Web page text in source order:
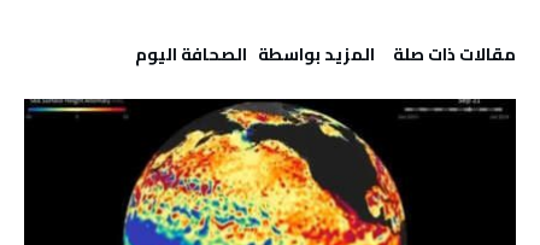
‫مقالات ذات صلة‬ ‫‫المزيد بواسطة‬ ‬ ‭ ‬الصحافة‭ ‬اليوم